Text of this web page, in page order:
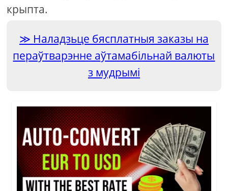
крыпта.
Наладзьце бясплатныя заказы на
пераўтварэнне аўтамабільнай валюты
з мудрымі